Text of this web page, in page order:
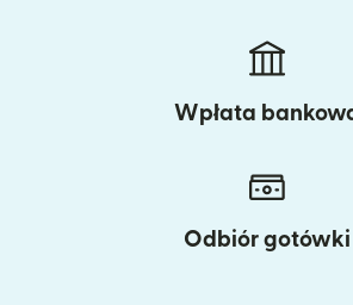
Wpłata
Odbiór gotówki